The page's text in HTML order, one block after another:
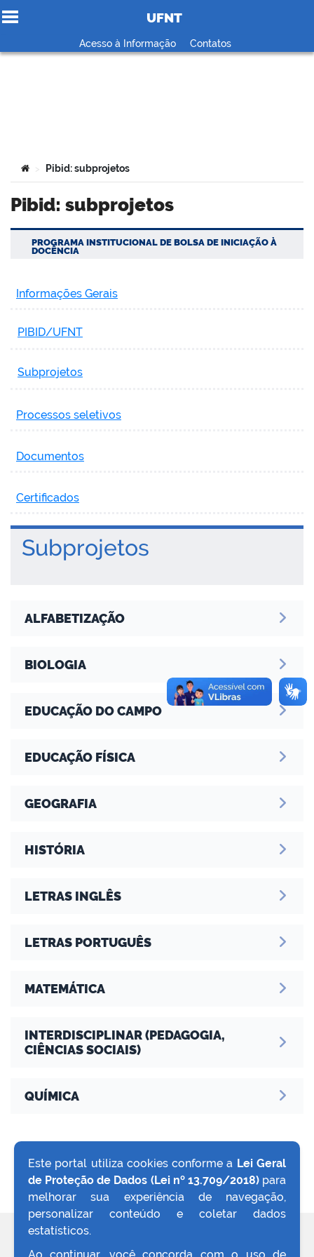
Ir para o conteúdo
UFNT
Acesso à Informação Contatos
Você está aqui:
> Pibid: subprojetos
Pibid: subprojetos
PROGRAMA INSTITUCIONAL DE BOLSA DE INICIAÇÃO À
DOCÊNCIA
Informações Gerais
PIBID/UFNT
Subprojetos
Processos seletivos
Documentos
Certificados
Subprojetos
ALFABETIZAÇÃO
BIOLOGIA
EDUCAÇÃO DO CAMPO
EDUCAÇÃO FÍSICA
GEOGRAFIA
HISTÓRIA
LETRAS INGLÊS
LETRAS PORTUGUÊS
MATEMÁTICA
INTERDISCIPLINAR (PEDAGOGIA,
CIÊNCIAS SOCIAIS)
QUÍMICA
VOLTAR AO TOPO
Este portal utiliza cookies conforme a Lei Geral
de Proteção de Dados (Lei nº 13.709/2018)para
melhorar sua experiência de navegação,
personalizar conteúdo e coletar dados
estatísticos.